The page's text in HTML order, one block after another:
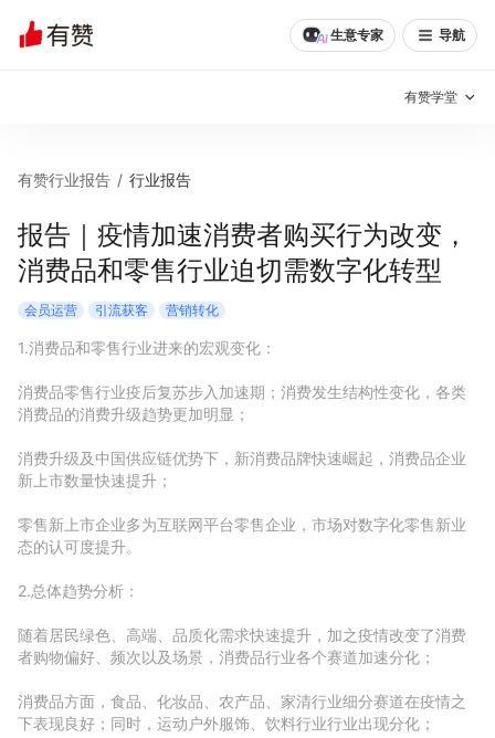
生意专家 导航
有赞学堂
有赞说增长
私域日历 增长方法
有赞说案例拆解 有赞专家说
有赞成功案例
有赞春季发布会 实干家直播间
新零售大会 新零售茶会
新零售私享会 门店经营增长公开课
增长产品指南
产品更新动态 帮助中心
有赞行业报告 / 行业报告
报告｜疫情加速消费者购买行为改变，
消费品和零售行业迫切需数字化转型
会员运营 引流获客 营销转化
1.消费品和零售行业进来的宏观变化：
消费品零售行业疫后复苏步入加速期；消费发生结构性变化，各类
消费品的消费升级趋势更加明显；
消费升级及中国供应链优势下，新消费品牌快速崛起，消费品企业
新上市数量快速提升；
零售新上市企业多为互联网平台零售企业，市场对数字化零售新业
态的认可度提升。
2.总体趋势分析：
随着居民绿色、高端、品质化需求快速提升，加之疫情改变了消费
者购物偏好、频次以及场景，消费品行业各个赛道加速分化；
消费品方面，食品、化妆品、农产品、家清行业细分赛道在疫情之
下表现良好；同时，运动户外服饰、饮料行业行业出现分化；